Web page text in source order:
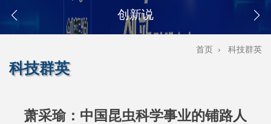
创新说
首页 › 科技群英
科技群英
萧采瑜：中国昆虫科学事业的铺路人